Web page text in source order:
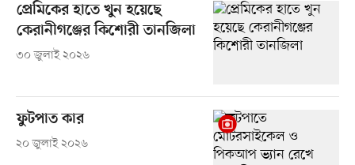
প্রেমিকের হাতে খুন হয়েছে
কেরানীগঞ্জের কিশোরী তানজিলা
৩০ জুলাই ২০২৬
ফুটপাত কার
২০ জুলাই ২০২৬